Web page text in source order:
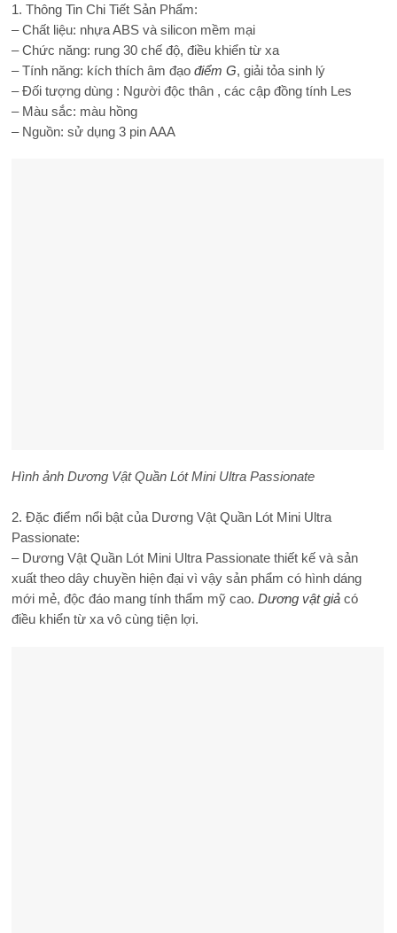
1. Thông Tin Chi Tiết Sản Phẩm:
– Chất liệu: nhựa ABS và silicon mềm mại
– Chức năng: rung 30 chế độ, điều khiển từ xa
– Tính năng: kích thích âm đạo điểm G, giải tỏa sinh lý
– Đối tượng dùng : Người độc thân , các cập đồng tính Les
– Màu sắc: màu hồng
– Nguồn: sử dụng 3 pin AAA
Hình ảnh Dương Vật Quần Lót Mini Ultra Passionate
2. Đặc điểm nổi bật của Dương Vật Quần Lót Mini Ultra
Passionate:
– Dương Vật Quần Lót Mini Ultra Passionate thiết kế và sản
xuất theo dây chuyền hiện đại vì vậy sản phẩm có hình dáng
mới mẻ, độc đáo mang tính thẩm mỹ cao. Dương vật giả có
điều khiển từ xa vô cùng tiện lợi.